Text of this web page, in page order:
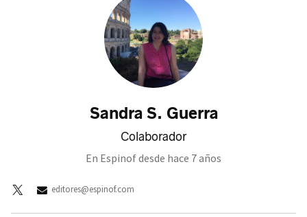
Sandra S. Guerra
Colaborador
En Espinof desde hace 7 años
editores@espinof.com